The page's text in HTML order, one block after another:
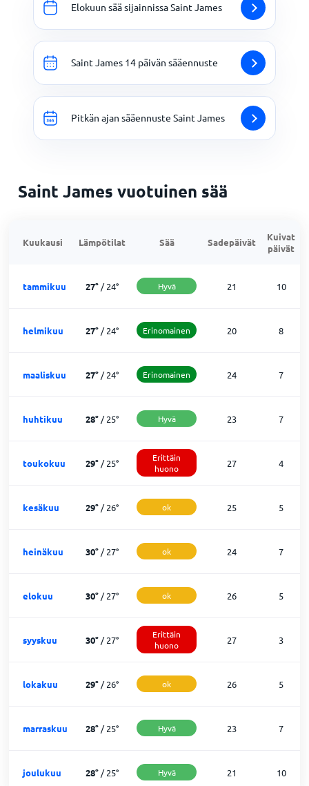
Elokuun sää sijainnissa Saint James
Saint James 14 päivän sääennuste
Pitkän ajan sääennuste Saint James
Saint James vuotuinen sää
Kuukausi Lämpötilat Sää Sadepäivät
Kuivat
päivät
tammikuu 27° /24° Hyvä 21 10
helmikuu 27° /24° Erinomainen 20 8
maaliskuu 27° /24° Erinomainen 24 7
huhtikuu 28° /25° Hyvä 23 7
toukokuu 29° /25°
Erittäin
huono
27 4
kesäkuu 29° /26° ok 25 5
heinäkuu 30° /27° ok 24 7
elokuu 30° /27° ok 26 5
syyskuu 30° /27°
Erittäin
huono
27 3
lokakuu 29° /26° ok 26 5
marraskuu 28° /25° Hyvä 23 7
joulukuu 28° /25° Hyvä 21 10